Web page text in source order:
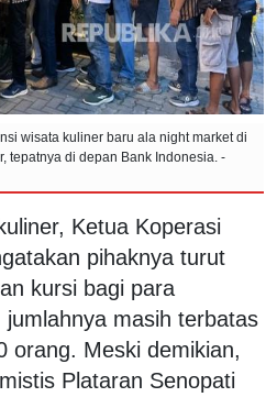
wisata kuliner baru ala night market di
tepatnya di depan Bank Indonesia. -
Ketua Koperasi
pihaknya turut
kursi bagi para
masih terbatas
orang. Meski demikian,
Plataran Senopati